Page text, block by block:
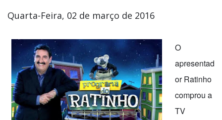
Quarta-Feira, 02 de março de 2016
O
apresentad
or Ratinho
comprou a
TV